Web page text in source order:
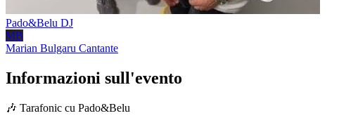
Pado&Belu DJ
MB
Marian Bulgaru Cantante
Informazioni sull'evento
🎶 Tarafonic cu Pado&Belu